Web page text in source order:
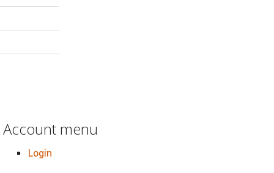
Account menu
Login